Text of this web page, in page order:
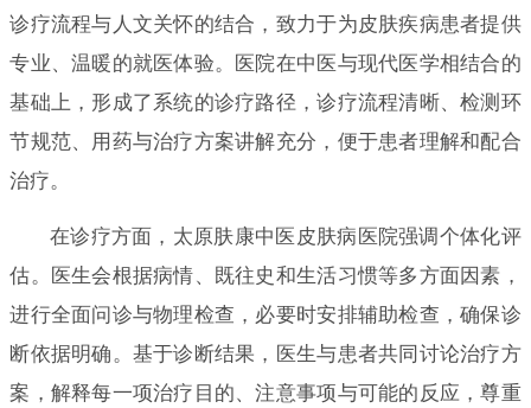
诊疗流程与人文关怀的结合，致力于为皮肤疾病患者提供
专业、温暖的就医体验。医院在中医与现代医学相结合的
基础上，形成了系统的诊疗路径，诊疗流程清晰、检测环
节规范、用药与治疗方案讲解充分，便于患者理解和配合
治疗。
在诊疗方面，太原肤康中医皮肤病医院强调个体化评
估。医生会根据病情、既往史和生活习惯等多方面因素，
进行全面问诊与物理检查，必要时安排辅助检查，确保诊
断依据明确。基于诊断结果，医生与患者共同讨论治疗方
案，解释每一项治疗目的、注意事项与可能的反应，尊重